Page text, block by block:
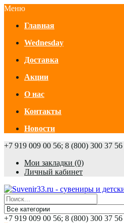
Меню
Главная
Wednesday
Доставка
Акции
О нас
Контакты
Новости
+7 919 009 00 56; 8 (800) 300 37 56
Мои закладки (0)
Личный кабинет
+7 919 009 00 56; 8 (800) 300 37 56